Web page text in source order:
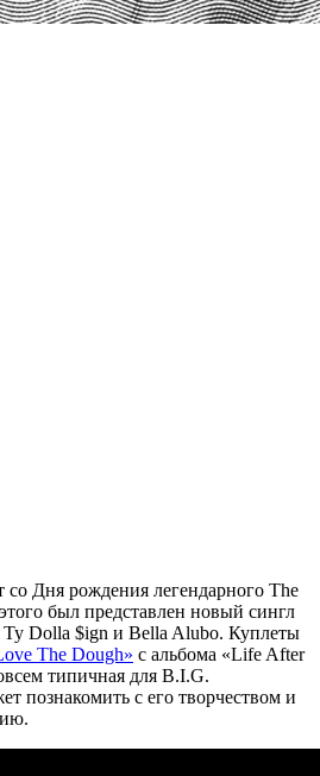
со Дня рождения легендарного The
был представлен новый сингл
Ty Dolla $ign и Bella Alubo. Куплеты
The Dough» с альбома «Life After
типичная для B.I.G.
познакомить с его творчеством и